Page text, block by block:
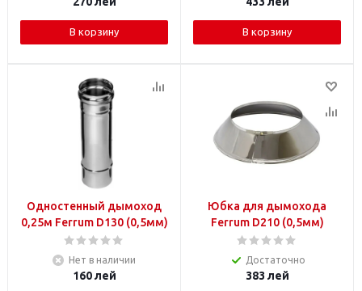
В корзину В корзину
Одностенный дымоход
0,25м Ferrum D130 (0,5мм)
Нет в наличии
160лей
Юбка для дымохода
Ferrum D210 (0,5мм)
Достаточно
383 лей